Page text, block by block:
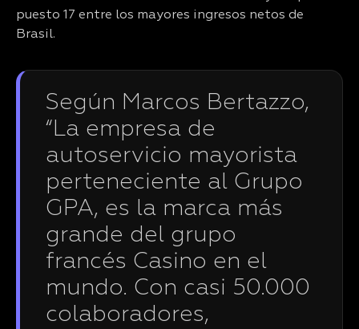
puesto 17 entre los mayores ingresos netos de
Brasil.
Según Marcos Bertazzo,
“La empresa de
autoservicio mayorista
perteneciente al Grupo
GPA, es la marca más
grande del grupo
francés Casino en el
mundo. Con casi 50.000
colaboradores,